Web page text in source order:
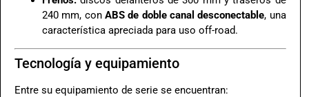
240 mm, con ABS de doble canal desconectable, una
característica apreciada para uso off-road.
Tecnología y equipamiento
Entre su equipamiento de serie se encuentran: